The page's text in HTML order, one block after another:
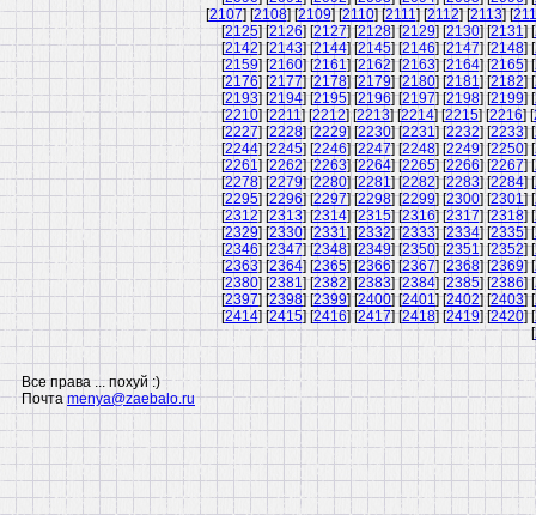
[2107] [2108] [2109] [2110] [2111] [2112] [2113] [
[2125] [2126] [2127] [2128] [2129] [2130] [2131] [
[2142] [2143] [2144] [2145] [2146] [2147] [2148] [
[2159] [2160] [2161] [2162] [2163] [2164] [2165] [
[2176] [2177] [2178] [2179] [2180] [2181] [2182] [
[2193] [2194] [2195] [2196] [2197] [2198] [2199] [
[2210] [2211] [2212] [2213] [2214] [2215] [2216] [
[2227] [2228] [2229] [2230] [2231] [2232] [2233] [
[2244] [2245] [2246] [2247] [2248] [2249] [2250] [
[2261] [2262] [2263] [2264] [2265] [2266] [2267] [
[2278] [2279] [2280] [2281] [2282] [2283] [2284] [
[2295] [2296] [2297] [2298] [2299] [2300] [2301] [
[2312] [2313] [2314] [2315] [2316] [2317] [2318] [
[2329] [2330] [2331] [2332] [2333] [2334] [2335] [
[2346] [2347] [2348] [2349] [2350] [2351] [2352] [
[2363] [2364] [2365] [2366] [2367] [2368] [2369] [
[2380] [2381] [2382] [2383] [2384] [2385] [2386] [
[2397] [2398] [2399] [2400] [2401] [2402] [2403] [
[2414] [2415] [2416] [2417] [2418] [2419] [2420] [
[
Все права ... похуй :)
Почтаmenya@zaebalo.ru